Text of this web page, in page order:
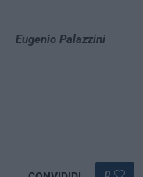
Eugenio Palazzini
0